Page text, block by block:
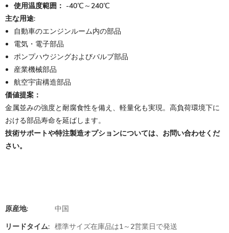
使用温度範囲： -40℃～240℃
主な用途:
自動車のエンジンルーム内の部品
電気・電子部品
ポンプハウジングおよびバルブ部品
産業機械部品
航空宇宙構造部品
価値提案：
金属並みの強度と耐腐食性を備え、軽量化も実現。高負荷環境下に
おける部品寿命を延ばします。
技術サポートや特注製造オプションについては、お問い合わせくだ
さい。
原産地:
中国
リードタイム: 標準サイズ在庫品は1～2営業日で発送